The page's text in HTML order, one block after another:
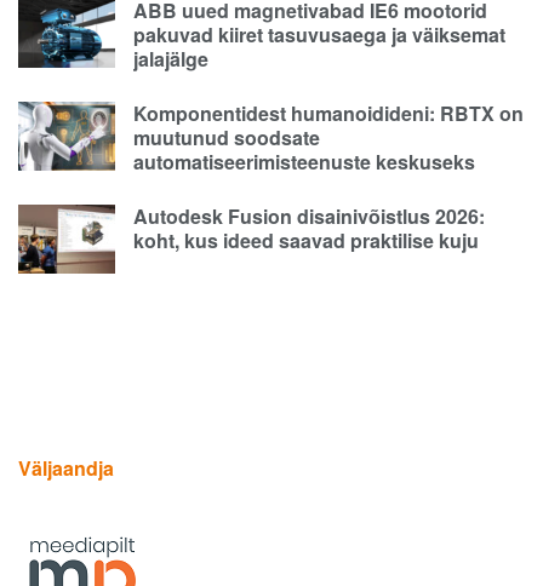
ABB uued magnetivabad IE6 mootorid
pakuvad kiiret tasuvusaega ja väiksemat
jalajälge
Komponentidest humanoidideni: RBTX on
muutunud soodsate
automatiseerimisteenuste keskuseks
Autodesk Fusion disainivõistlus 2026:
koht, kus ideed saavad praktilise kuju
Väljaandja